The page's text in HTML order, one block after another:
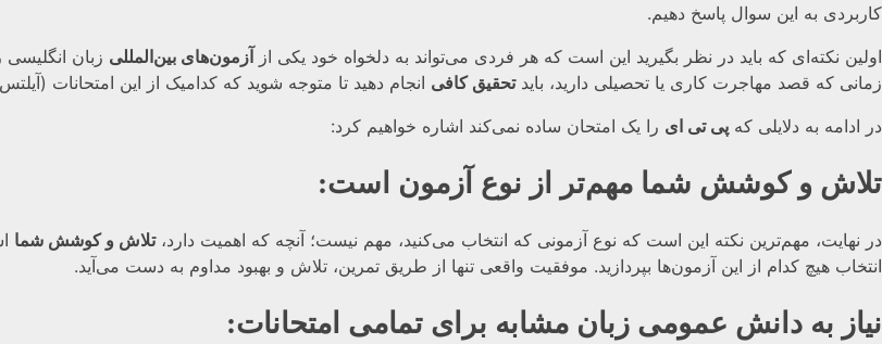
کاربردی به این سوال پاسخ دهیم.
اولین نکته‌ای که باید در نظر بگیرید این است که هر فردی می‌تواند به دلخواه خود یکی از آزمون‌های بین‌المللی زبان
زمانی که قصد مهاجرت کاری یا تحصیلی دارید، بایدتحقیق کافی انجام دهید تا متوجه شوید که کدامیک از این امتحانات
در ادامه به دلایلی که پی تی ای را یک امتحان ساده نمی‌کند اشاره خواهیم کرد:
تلاش و کوشش شما مهم‌تر از نوع آزمون است:
در نهایت، مهم‌ترین نکته این است که نوع آزمونی که انتخاب می‌کنید، مهم نیست؛ آنچه که اهمیت دارد،تلاش و کوشش شما
انتخاب هیچ کدام از این آزمون‌ها بپردازید. موفقیت واقعی تنها از طریق تمرین، تلاش و بهبود مداوم به دست می‌آید.
نیاز به دانش عمومی زبان مشابه برای تمامی امتحانات: